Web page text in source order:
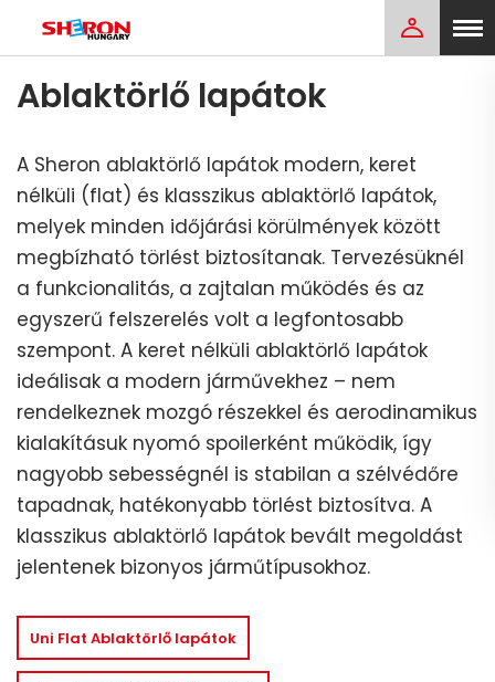
Ablaktörlő lapátok
A Sheron ablaktörlő lapátok modern, keret
nélküli (flat) és klasszikus ablaktörlő lapátok,
melyek minden időjárási körülmények között
megbízható törlést biztosítanak. Tervezésüknél
a funkcionalitás, a zajtalan működés és az
egyszerű felszerelés volt a legfontosabb
szempont. A keret nélküli ablaktörlő lapátok
ideálisak a modern járművekhez – nem
rendelkeznek mozgó részekkel és aerodinamikus
kialakításuk nyomó spoilerként működik, így
nagyobb sebességnél is stabilan a szélvédőre
tapadnak, hatékonyabb törlést biztosítva. A
klasszikus ablaktörlő lapátok bevált megoldást
jelentenek bizonyos járműtípusokhoz.
Uni Flat Ablaktörlő lapátok